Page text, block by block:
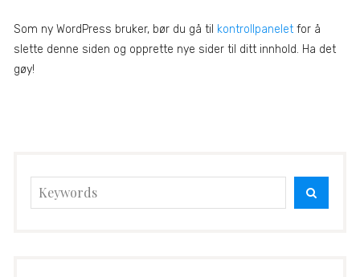
Som ny WordPress bruker, bør du gå til kontrollpaneletfor å
slette denne siden og opprette nye sider til ditt innhold. Ha det
gøy!
Search
for: